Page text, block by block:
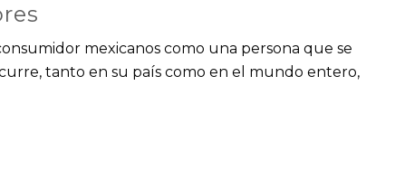
mexicanos como una persona que se
tanto en su país como en el mundo entero,